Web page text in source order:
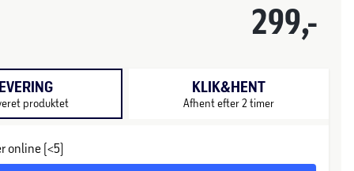
299,-
produktet
KLIK&HENT
Afhent efter 2 timer
online (<5)